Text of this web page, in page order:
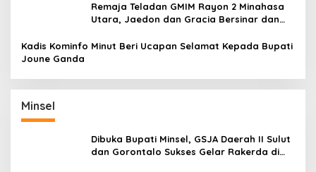
Remaja Teladan GMIM Rayon 2 Minahasa
Utara, Jaedon dan Gracia Bersinar dan
Kadis Kominfo Minut Beri Ucapan Selamat Kepada Bupati
Joune Ganda
Minsel
Dibuka Bupati Minsel, GSJA Daerah II Sulut
dan Gorontalo Sukses Gelar Rakerda di